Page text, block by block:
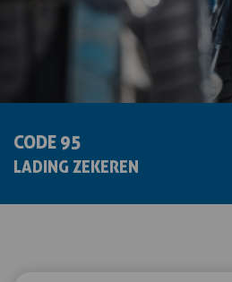
CODE 95
LADING ZEKEREN